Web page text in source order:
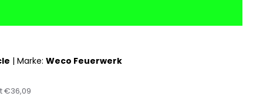
|Marke:Weco Feuerwerk
€36,09